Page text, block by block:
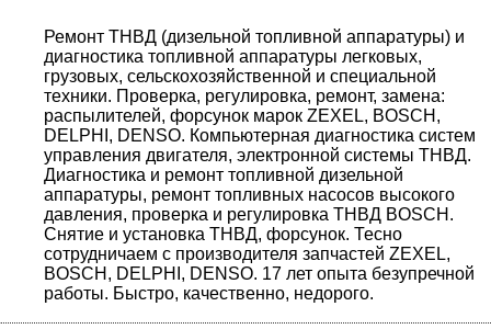
Ремонт ТНВД (дизельной топливной аппаратуры) и
диагностика топливной аппаратуры легковых,
грузовых, сельскохозяйственной и специальной
техники. Проверка, регулировка, ремонт, замена:
распылителей, форсунок марок ZEXEL, BOSCH,
DELPHI, DENSO. Компьютерная диагностика систем
управления двигателя, электронной системы ТНВД.
Диагностика и ремонт топливной дизельной
аппаратуры, ремонт топливных насосов высокого
давления, проверка и регулировка ТНВД BOSCH.
Снятие и установка ТНВД, форсунок. Тесно
сотрудничаем с производителя запчастей ZEXEL,
BOSCH, DELPHI, DENSO. 17 лет опыта безупречной
работы. Быстро, качественно, недорого.